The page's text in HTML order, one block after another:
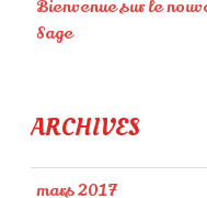
Bienvenue sur le
Sage
ARCHIVES
mars 2017